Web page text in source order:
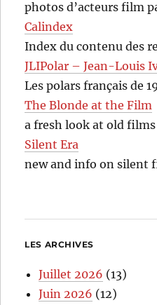
photos d’acteurs film
Calindex
Index du contenu des
JLIPolar – Jean-Louis
Les polars français de
The Blonde at the Film
a fresh look at old films
Silent Era
new and info on silent
LES ARCHIVES
Juillet 2026 (13)
Juin 2026 (12)